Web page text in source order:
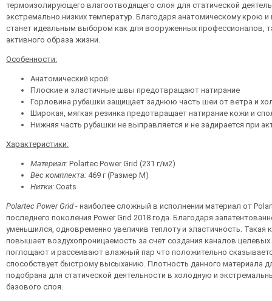
термоизолирующего влагоотводящего слоя для статической
экстремально низких температур. Благодаря анатомическому крою
станет идеальным выбором как для вооруженных профеcсионалов,
активного образа жизни.
Особенности:
Анатомический крой
Плоские и эластичные швы предотвращают натирание
Горловина рубашки защищает заднюю часть шеи от ветра и
Широкая, мягкая резинка предотвращает натирание кожи и
Нижняя часть рубашки не выправляется и не задирается при
Характеристики:
Материал: Polartec Power Grid (231 г/м2)
Вес комплекта: 469 г (Размер М)
Нитки: Coats
Polartec Power Grid- наиболее сложный в исполнении материал от
последнего поколения Power Grid 2018 года. Благодаря
уменьшился, одновременно увеличив теплоту и эластичность. Такая
повышает воздухопроницаемость за счет создания каналов
поглощают и рассеивают влажный пар что положительно
способствует быстрому высыханию. Плотность данного материала
подобрана для статической деятельности в холодную и
базового слоя.